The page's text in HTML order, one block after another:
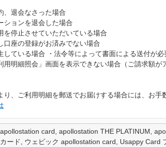
、退会なさった場合
ションを退会した場合
を停止させていただいている場合
口座の登録がお済みでない場合
している場合 ・法令等によって書面による送付が
用明細照会」画面を表示できない場合（ご請求額
、ご利用明細を郵送でお届けする場合には、お手
apollostation card, apollostation THE PLATINUM,
ード, ウェビック apollostation card, Usappy Card